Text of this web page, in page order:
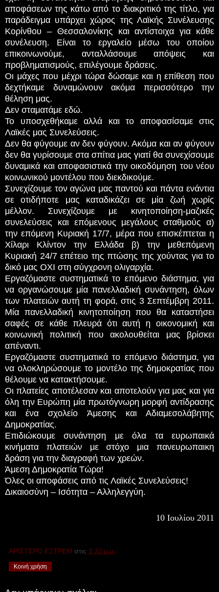
αποφάσεων της κάτω από το διακριτικό της τίτλο, για
παράδειγμα υπάρχει χώρος της Λαϊκής Συνέλευσης
Κορίνθου – Θεσσαλονίκης και αντίστοιχα για κάθε
συνέλευση. Είναι το εργαλείο μέσω του οποίου
επικοινωνούμε, ανταλλάσουμε απόψεις και
προβληματισμούς, επιλέγουμε δράσεις.
Οι μάχες που μέχρι τώρα δώσαμε και η επίθεση που
δεχτήκαμε δυναμώνουν ακόμα περισσότερο την
θέληση μας.
Δεν σταματάμε εδώ.
Το υποσχεθήκαμε αλλά και το αποφασίσαμε στις
Λαϊκές μας Συνελεύσεις.
Δεν θα φύγουμε αν δεν φύγουν. Ακόμα και αν φύγουν
δεν θα γυρίσουμε στα σπίτια μας γιατί θα συνεχίσουμε
δυναμικά και αποφασιστικά την οικοδόμηση του νέου
κοινωνικού μοντέλου που διεκδικούμε.
Συνεχίζουμε τον αγώνα μας παντού και πάντα ενάντια
σε οτιδήποτε μας καταδικάζει σε μία ζωή χωρίς
μέλλον. Συνεχίζουμε με κινητοποίηση-μαζικές
συνελεύσεις και επόμενους μεγάλους σταθμούς α)
την επόμενη Κυριακή 17/7, μέρα που επισκέπτεται η
Χίλαρι Κλίντον την Ελλάδα β) την μεθεπόμενη
Κυριακή 24/7 επέτειο της πτώσης της χούντας για το
δικό μας ΟΧΙ στη σύγχρονη ολιγαρχία.
Εργαζόμαστε συστηματικά το επόμενο διάστημα, για
να οργανώσουμε μία πανελλαδική συνάντηση, όλων
των πλατειών αυτή τη φορά, στις 3 Σεπτέμβρη 2011.
Μία πανελλαδική κινητοποίηση που θα καταστήσει
σαφές σε κάθε πλευρά ότι αυτή η οικονομική και
κοινωνική πολιτική που ακολουθείται μας βρίσκει
απέναντι.
Εργαζόμαστε συστηματικά το επόμενο διάστημα, για
να ολοκληρώσουμε το μοντέλο της δημοκρατίας που
θέλουμε να κατακτήσουμε.
Οι πλατείες αποτέλεσαν και αποτελούν για μας και για
όλη την Ευρώπη μία πρωτόγνωρη μορφή αντίδρασης
και ένα σχολείο Άμεσης και Αδιαμεσολάβητης
Δημοκρατίας.
Επιδιώκουμε συνάντηση με όλα τα ευρωπαικά
κινήματα πλατειών με στόχο μια πανευρωπαικη
δράση για την διαγραφή των χρεών.
Άμεση Δημοκρατία Τώρα!
Όλες οι αποφάσεις από τις Λαϊκές Συνελεύσεις!
Δικαιοσύνη – Ισότητα – Αλληλεγγύη.
10 Ιουλίου 2011
ΑΡΙΣΤΕΡΟ ΕΞΤΡΕΜ στις 2:32 μ.μ.
Κοινή χρήση